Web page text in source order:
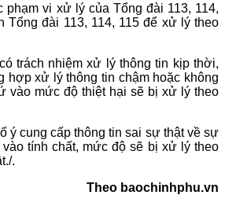
phạm vi xử lý của Tổng đài 113, 114,
Tổng đài 113, 114, 115 để xử lý theo
trách nhiệm xử lý thông tin kịp thời,
hợp xử lý thông tin chậm hoặc không
vào mức độ thiệt hại sẽ bị xử lý theo
ý cung cấp thông tin sai sự thật về sự
tính chất, mức độ sẽ bị xử lý theo
./.
Theo baochinhphu.vn